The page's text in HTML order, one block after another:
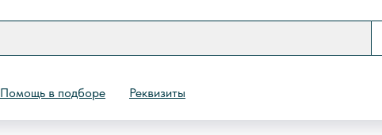
Помощь в подборе Реквизиты